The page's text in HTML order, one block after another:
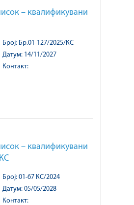
– квалификувани
Број: Бр.01-127/2025/КС
Датум: 14/11/2027
Контакт:
– квалификувани
Број: 01-67 КС/2024
Датум: 05/05/2028
Контакт: